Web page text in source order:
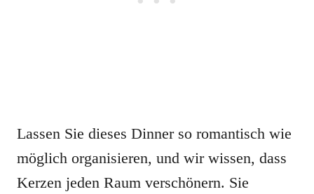
Lassen Sie dieses Dinner so romantisch wie
möglich organisieren, und wir wissen, dass
Kerzen jeden Raum verschönern. Sie